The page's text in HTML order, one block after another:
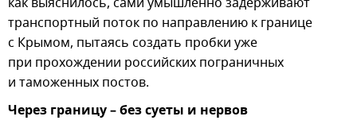
транспортный поток по направлению к границе
с Крымом, пытаясь создать пробки уже
при прохождении российских пограничных
и таможенных постов.
Через границу – без суеты и нервов